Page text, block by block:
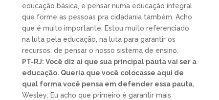
educação básica, e pensar numa educação integral
que forme as pessoas pra cidadania também. Acho
que é muito importante. Estou muito referenciado
na luta pela educação, na luta para garantir os
recursos, de pensar o nosso sistema de ensino.
PT-RJ: Você diz ai que sua principal pauta vai ser a
educação. Queria que você colocasse aqui de
qual forma você pensa em defender essa pauta.
Wesley: Eu acho que primeiro é garantir mais